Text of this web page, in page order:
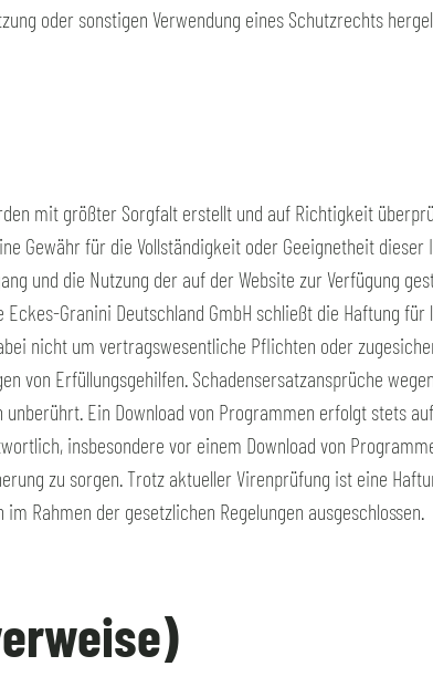
oder sonstigen Verwendung eines Schutzrechts
mit größter Sorgfalt erstellt und auf Richtigkeit
Gewähr für die Vollständigkeit oder Geeignetheit
und die Nutzung der auf der Website zur Verfügung
Granini Deutschland GmbH schließt die Haftung
nicht um vertragswesentliche Pflichten oder
von Erfüllungsgehilfen. Schadensersatzansprüche
Ein Download von Programmen erfolgt stets
insbesondere vor einem Download von
zu sorgen. Trotz aktueller Virenprüfung ist eine
Rahmen der gesetzlichen Regelungen ausgeschlossen.